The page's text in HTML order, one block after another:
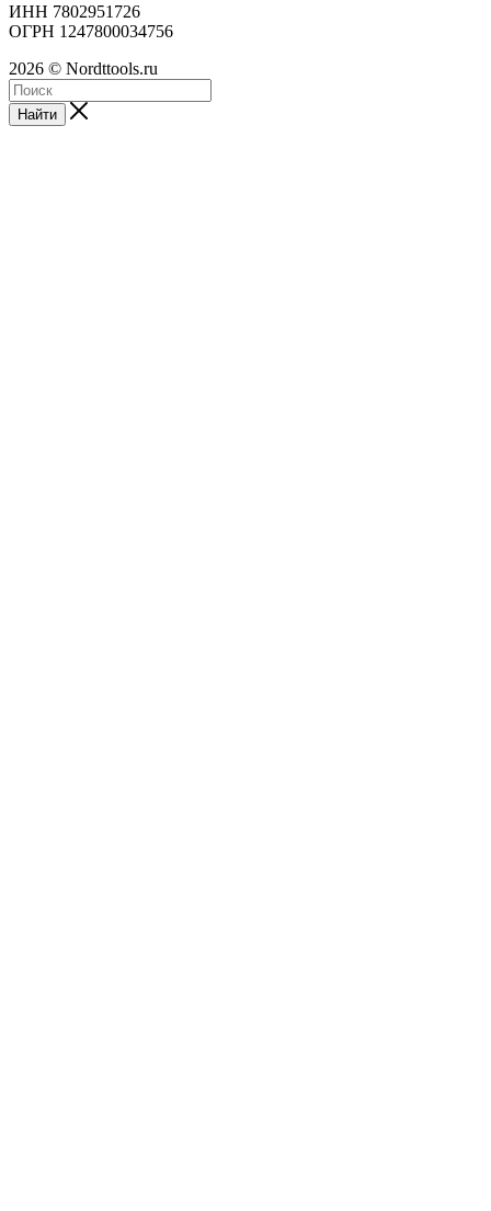
ИНН 7802951726
ОГРН 1247800034756
2026 © Nordttools.ru
Найти